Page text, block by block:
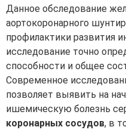
Данное обследование
аортокоронарного
профилактики развития
исследование точно
способности и общее
Современное
позволяет выявить на
ишемическую болезнь
коронарных сосудов, в